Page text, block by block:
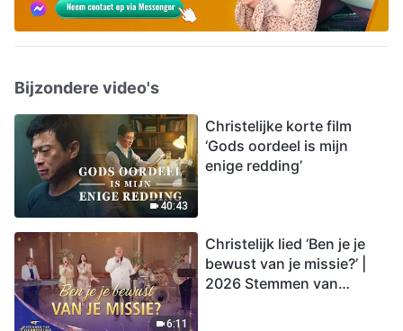
Bijzondere video's
40:43
Christelijke korte film
‘Gods oordeel is mijn
enige redding’
6:11
Christelijk lied ‘Ben je je
bewust van je missie?’ |
2026 Stemmen van